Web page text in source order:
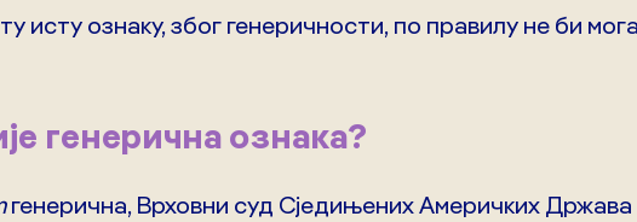
исту ознаку, због генеричности, по правилу не би
генерична ознака?
генерична, Врховни суд Сједињених Америчких Држава